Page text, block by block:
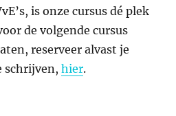
is onze cursus dé plek
de volgende cursus
reserveer alvast je
schrijven,hier.